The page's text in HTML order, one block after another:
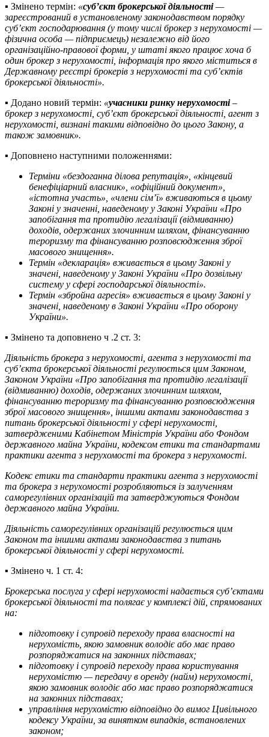
▪️ Змінено термін: «суб’єкт брокерської діяльності—
зареєстрований в установленому законодавством порядку
суб’єкт господарювання (у тому числі брокер з нерухомості —
фізична особа — підприємець) незалежно від його
організаційно-правової форми, у штаті якого працює хоча б
один брокер з нерухомості, інформація про якого міститься в
Державному реєстрі брокерів з нерухомості та суб’єктів
брокерської діяльності».
▪️ Додано новий термін: «учасники ринку нерухомості–
брокер з нерухомості, суб’єкт брокерської діяльності, агент з
нерухомості, визнані такими відповідно до цього Закону, а
також замовник».
▪️ Доповнено наступними положеннями:
Терміни «бездоганна ділова репутація», «кінцевий
бенефіціарний власник», «офіційний документ»,
«істотна участь», «члени сім’ї» вживаються в цьому
Законі у значенні, наведеному у Законі України «Про
запобігання та протидію легалізації (відмиванню)
доходів, одержаних злочинним шляхом, фінансуванню
тероризму та фінансуванню розповсюдження зброї
масового знищення».
Термін «декларація» вживається в цьому Законі у
значені, наведеному у Законі України «Про дозвільну
систему у сфері господарської діяльності».
Термін «збройна агресія» вживається в цьому Законі у
значені, наведеному в Законі України «Про оборону
України».
▪️ Змінено та доповнено ч .2 ст. 3:
Діяльність брокера з нерухомості, агента з нерухомості та
суб’єкта брокерської діяльності регулюється цим Законом,
Законом України «Про запобігання та протидію легалізації
(відмиванню) доходів, одержаних злочинним шляхом,
фінансуванню тероризму та фінансуванню розповсюдження
зброї масового знищення» , іншими актами законодавства з
питань брокерської діяльності у сфері нерухомості,
затвердженими Кабінетом Міністрів України або Фондом
державного майна України, кодексом етики та стандартами
практики агента з нерухомості та брокера з нерухомості.
Кодекс етики та стандарти практики агента з нерухомості
та брокера з нерухомості розробляються із залученням
саморегулівних організацій та затверджуються Фондом
державного майна України.
Діяльність саморегулівних організацій регулюється цим
Законом та іншими актами законодавства з питань
брокерської діяльності у сфері нерухомості.
▪️ Змінено ч. 1 ст. 4:
Брокерська послуга у сфері нерухомості надається суб’єктами
брокерської діяльності та полягає у комплексі дій, спрямованих
на:
підготовку і супровід переходу права власності на
нерухомість, якою замовник володіє або має право
розпоряджатися на законних підставах;
підготовку і супровід переходу права користування
нерухомістю — передачу в оренду (найм) нерухомості,
якою замовник володіє або має право розпоряджатися
на законних підставах;
управління нерухомістю відповідно до вимог Цивільного
кодексу України, за винятком випадків, встановлених
законом;